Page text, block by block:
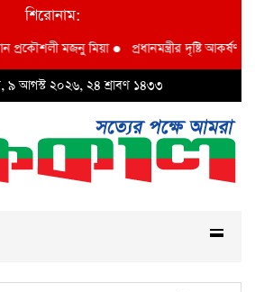
শিরোনাম:
মজনু মিয়া●প্রধানমন্ত্রীর দৃষ্টি আকর্ষণ বি
৯ আগস্ট ২০২৬, ২৪ শ্রাবণ ১৪৩৩